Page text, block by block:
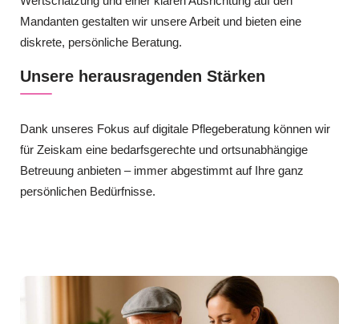
Mandanten gestalten wir unsere Arbeit und bieten eine
diskrete, persönliche Beratung.
Unsere herausragenden Stärken
Dank unseres Fokus auf digitale Pflegeberatung können wir
für Zeiskam eine bedarfsgerechte und ortsunabhängige
Betreuung anbieten – immer abgestimmt auf Ihre ganz
persönlichen Bedürfnisse.